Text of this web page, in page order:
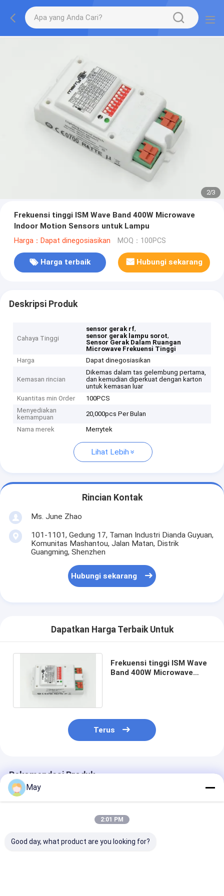
2/3
Frekuensi tinggi ISM Wave Band 400W Microwave
Indoor Motion Sensors untuk Lampu
Harga：Dapat dinegosiasikan MOQ：100PCS
Harga terbaik Hubungi sekarang
Deskripsi Produk
Cahaya Tinggi
sensor gerak rf,
sensor gerak lampu sorot,
Sensor Gerak Dalam Ruangan
Microwave Frekuensi Tinggi
Harga
Dapat dinegosiasikan
Kemasan rincian
Dikemas dalam tas gelembung pertama,
dan kemudian diperkuat dengan karton
untuk kemasan luar
Kuantitas min Order
100PCS
Menyediakan
kemampuan
20,000pcs Per Bulan
Nama merek Merrytek
Lihat Lebih
Rincian Kontak
Ms. June Zhao
101-1101, Gedung 17, Taman Industri Dianda Guyuan,
Komunitas Mashantou, Jalan Matan, Distrik
Guangming, Shenzhen
Hubungi sekarang
Dapatkan Harga Terbaik Untuk
Frekuensi tinggi ISM Wave
Band 400W Microwave
Terus
Rekomendasi Produk
May
2:01 PM
Good day, what product are you looking for?